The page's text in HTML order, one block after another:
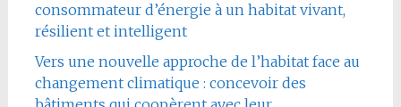
consommateur d’énergie à un habitat vivant,
résilient et intelligent
Vers une nouvelle approche de l’habitat face au
changement climatique : concevoir des